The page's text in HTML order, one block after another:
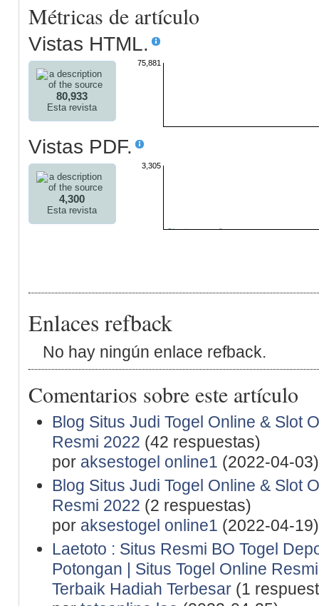
Métricas de artículo
Vistas HTML.
80,933
Esta revista
75,881
Vistas PDF.
4,300
Esta revista
3,305
Enlaces refback
No hay ningún enlace refback.
Comentarios sobre este artículo
Blog Situs Judi Togel Online & Slot
Resmi 2022 (42 respuestas)
por aksestogel online1 (2022-04-03)
Blog Situs Judi Togel Online & Slot
Resmi 2022 (2 respuestas)
por aksestogel online1 (2022-04-19)
Laetoto : Situs Resmi BO Togel
Potongan | Situs Togel Online
Terbaik Hadiah Terbesar(1